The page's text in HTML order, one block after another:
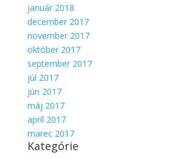
január 2018
december 2017
november 2017
október 2017
september 2017
júl 2017
jún 2017
máj 2017
apríl 2017
marec 2017
Kategórie